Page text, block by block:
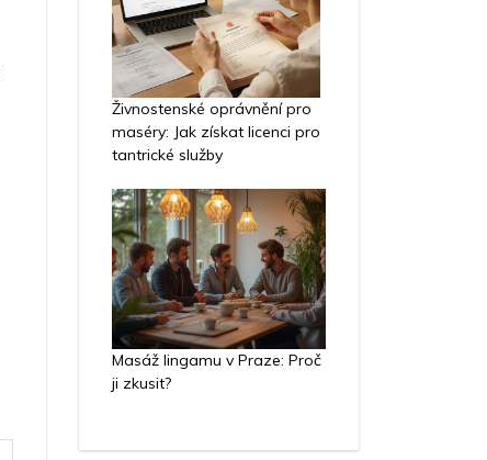
Živnostenské oprávnění pro
maséry: Jak získat licenci pro
tantrické služby
Masáž lingamu v Praze: Proč
ji zkusit?